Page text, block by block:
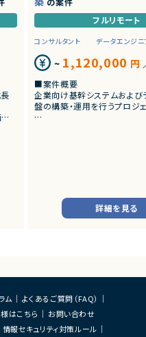
テ
フルリモート
コンサルタント データエンジニ
~ 1,120,000 円
■案件概要
企業向け基幹システムおよび
盤の構築・運用を行うプロジェ
■業務内容
・SAP BWの既存データモデ
び帳票出力基盤の構築
・各種データ検証、テスト対応
・周辺システムとのデータ連
装支援
詳細を見る
ム
よくあるご質問（FAQ）
はこちら
お問い合わせ
情報セキュリティ対策ルール